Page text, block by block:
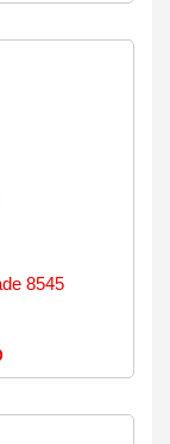
8545